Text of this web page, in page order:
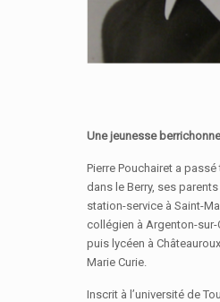
Une jeunesse
Pierre Pouchairet a
dans le Berry, ses
station-service à Saint-
collégien à Argenton-sur-
puis lycéen à
Marie Curie.
Inscrit à l’université de